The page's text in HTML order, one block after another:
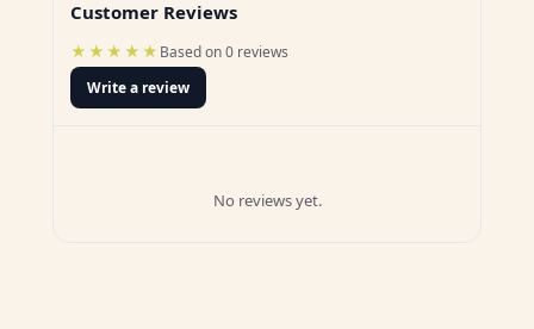
Customer Reviews
★★★★★ Based on 0 reviews
Write a review
No reviews yet.